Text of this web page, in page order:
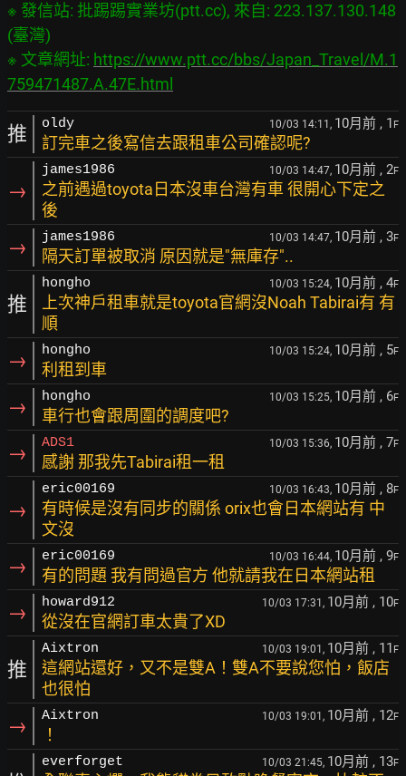
※ 發信站: 批踢踢實業坊(ptt.cc), 來自: 223.137.130.148
(臺灣)
※ 文章網址: https://www.ptt.cc/bbs/Japan_Travel/M.1
759471487.A.47E.html
推 oldy 10/03 14:11, 10月前 , 1 F
訂完車之後寫信去跟租車公司確認呢?
→
james1986 10/03 14:47, 10月前 , 2F
之前遇過toyota日本沒車台灣有車 很開心下定之
後
→ james1986 10/03 14:47, 10月前 , 3F
隔天訂單被取消 原因就是"無庫存"..
推
hongho 10/03 15:24, 10月前 , 4F
上次神戶租車就是toyota官網沒Noah Tabirai有 有
順
→ hongho 10/03 15:24, 10月前 , 5F
利租到車
→ hongho 10/03 15:25, 10月前 , 6F
車行也會跟周圍的調度吧?
→ ADS1 10/03 15:36, 10月前 , 7F
感謝 那我先Tabirai租一租
→
eric00169 10/03 16:43, 10月前 , 8F
有時候是沒有同步的關係 orix也會日本網站有 中
文沒
→ eric00169 10/03 16:44, 10月前 , 9F
有的問題 我有問過官方 他就請我在日本網站租
→ howard912 10/03 17:31, 10月前 , 10F
從沒在官網訂車太貴了XD
推
Aixtron 10/03 19:01, 10月前 , 11 F
這網站還好，又不是雙A！雙A不要說您怕，飯店
也很怕
→ Aixtron 10/03 19:01, 10月前 , 12F
！
everforget 10/03 21:45, 10月前 , 13F